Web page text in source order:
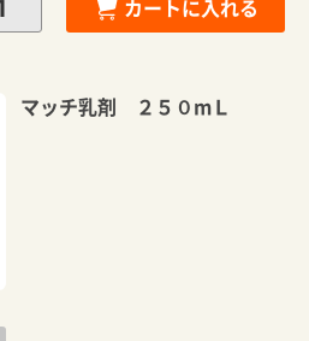
カートに入れる
マッチ乳剤 ２５０mＬ